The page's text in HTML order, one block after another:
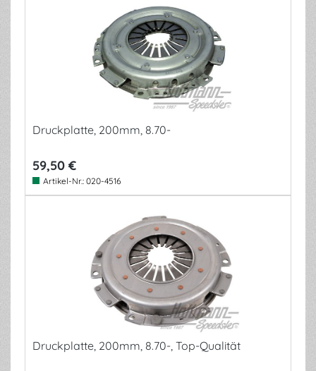
Druckplatte, 200mm, 8.70-
59,50 €
Artikel-Nr.: 020-4516
Druckplatte, 200mm, 8.70-, Top-Qualität